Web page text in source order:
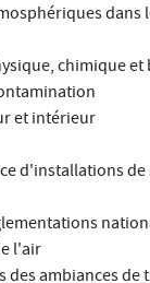
dans
chimique
et intérieur
d'installations
l'air
ambiances de